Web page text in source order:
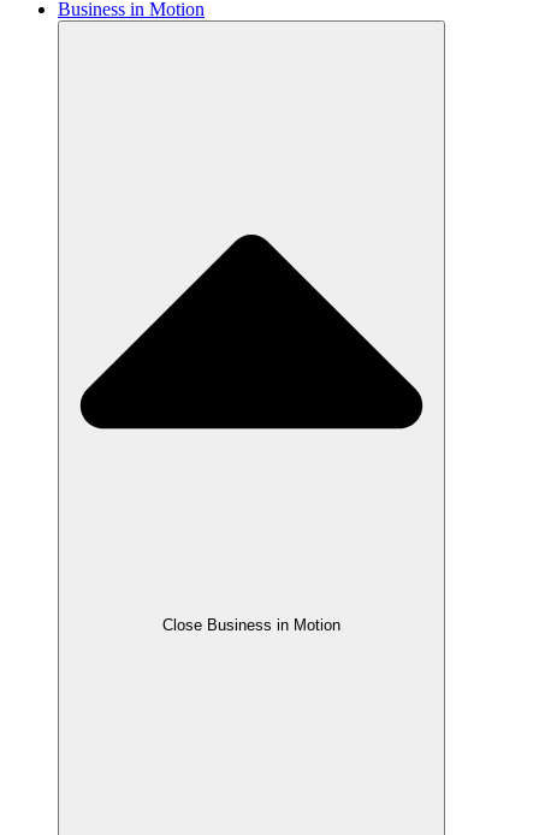
Business in Motion
Close Business in Motion